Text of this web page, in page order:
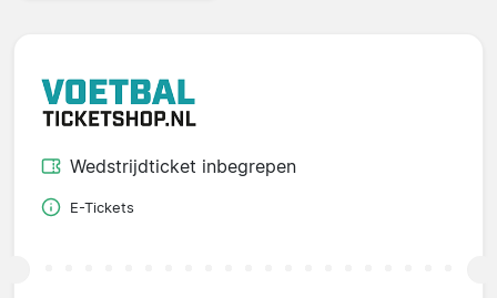
Wedstrijdticket inbegrepen
E-Tickets